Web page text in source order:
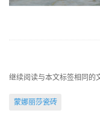
继续阅读与本文标签相同的
蒙娜丽莎瓷砖